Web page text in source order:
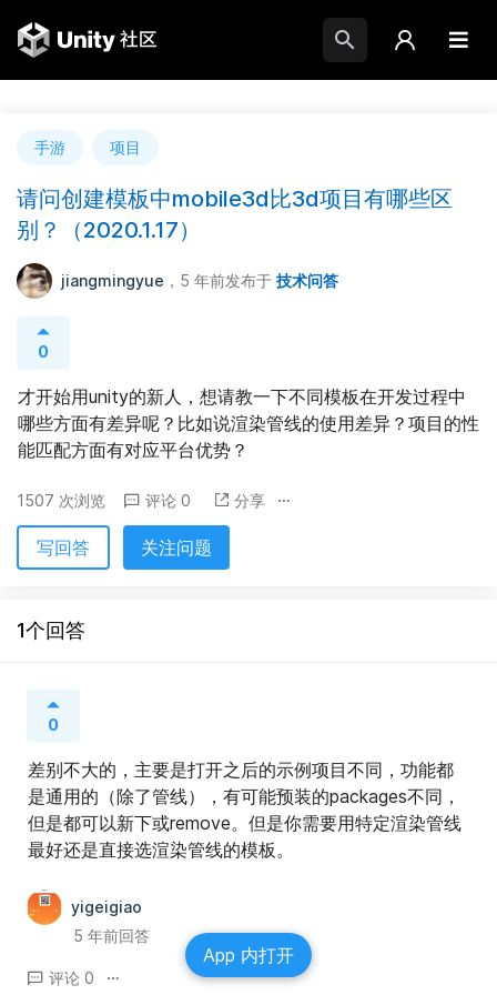
手游 项目
请问创建模板中mobile3d比3d项目有哪些区
别？（2020.1.17）
jiangmingyue ，5 年前发布于 技术问答
0
才开始用unity的新人，想请教一下不同模板在开发过程中
哪些方面有差异呢？比如说渲染管线的使用差异？项目的性
能匹配方面有对应平台优势？
1507 次浏览 评论 0 分享
写回答 关注问题
1个回答
0
差别不大的，主要是打开之后的示例项目不同，功能都
是通用的（除了管线），有可能预装的packages不同，
但是都可以新下或remove。但是你需要用特定渲染管线
最好还是直接选渲染管线的模板。
yigeigiao
5 年前回答
评论 0
App 内打开